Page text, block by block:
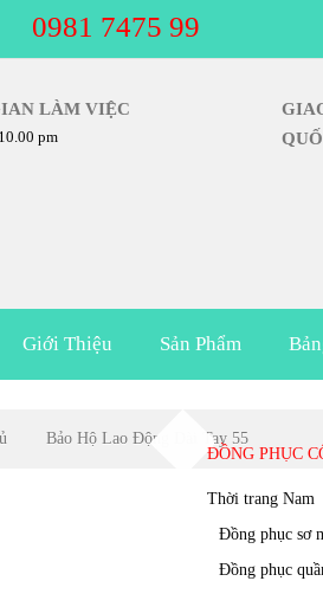
0981 7475 99
LÀM VIỆC
pm
Giới Thiệu Sản Phẩm
Bảo Hộ Lao Động Dài Tay 55